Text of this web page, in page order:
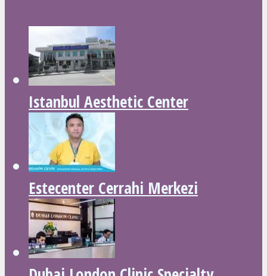
Istanbul Aesthetic Center
Estecenter Cerrahi Merkezi